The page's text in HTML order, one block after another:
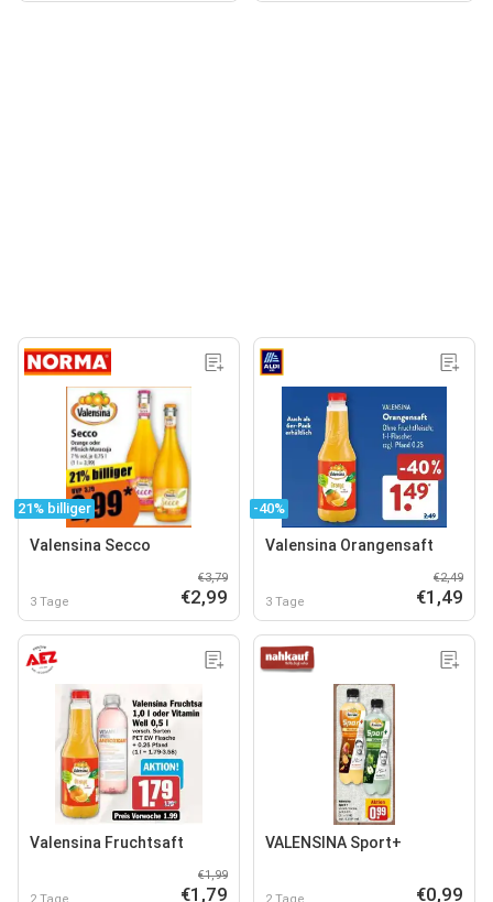
21% billiger
Valensina Secco
3 Tage
€3,79
€2,99
-40%
Valensina Orangensaft
3 Tage
€2,49
€1,49
Valensina Fruchtsaft
2 Tage
€1,99
€1,79
VALENSINA Sport+
2 Tage €0,99